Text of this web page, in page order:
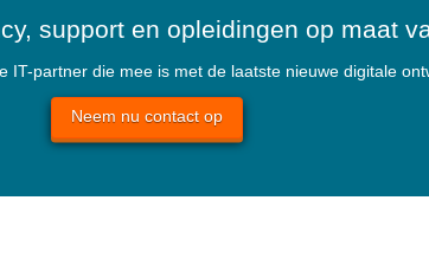
support en opleidingen op maat
IT-partner die mee is met de laatste nieuwe digitale
Neem nu contact op